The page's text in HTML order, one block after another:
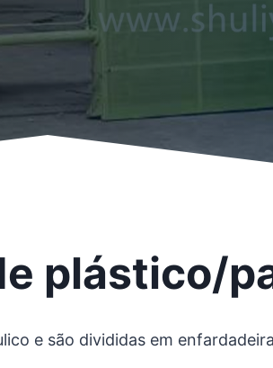
plástico/
e são divididas em